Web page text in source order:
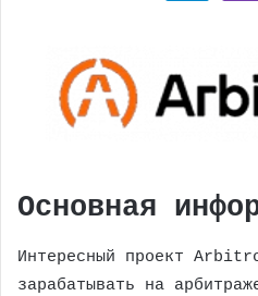
Основная
Интересный проект
зарабатывать на